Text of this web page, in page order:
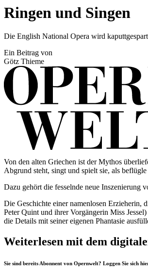
Ringen und Singen
Die English National Opera wird
Ein Beitrag von
Götz Thieme
Von den alten Griechen ist der Mythos
Abgrund steht, singt und spielt sie, als
Dazu gehört die fesselnde neue Inszenierung
Die Geschichte einer namenlosen Erzieherin,
Peter Quint und ihrer Vorgängerin Miss
die Details mit seiner eigenen Phantasie
Weiterlesen mit dem
Sie sind bereits Abonnent von Opernwelt? Loggen Sie sich